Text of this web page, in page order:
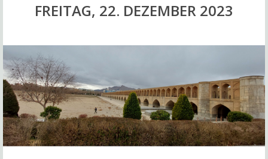
FREITAG, 22. DEZEMBER 2023